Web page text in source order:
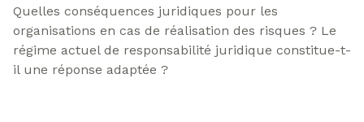
Quelles conséquences juridiques pour les
organisations en cas de réalisation des risques ? Le
régime actuel de responsabilité juridique constitue-t-
il une réponse adaptée ?